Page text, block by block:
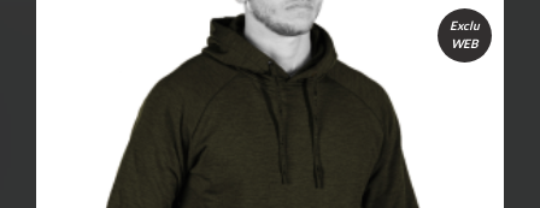
Exclu
WEB